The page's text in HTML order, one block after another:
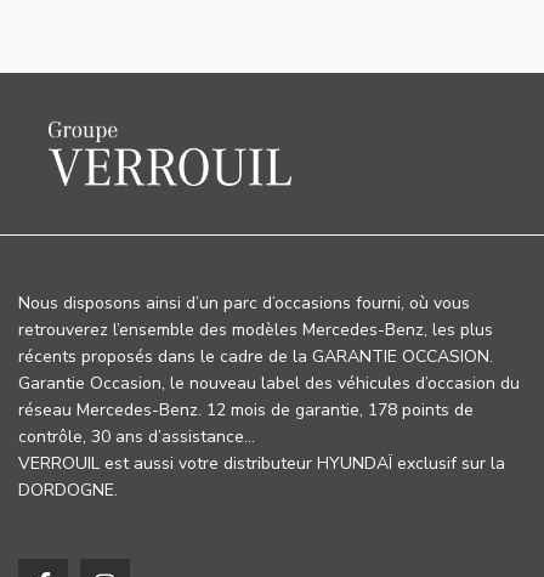
Nous disposons ainsi d’un parc d’occasions fourni, où vous
retrouverez l’ensemble des modèles Mercedes-Benz, les plus
récents proposés dans le cadre de la GARANTIE OCCASION.
Garantie Occasion, le nouveau label des véhicules d’occasion du
réseau Mercedes-Benz. 12 mois de garantie, 178 points de
contrôle, 30 ans d’assistance…
VERROUIL est aussi votre distributeur HYUNDAÏ exclusif sur la
DORDOGNE.